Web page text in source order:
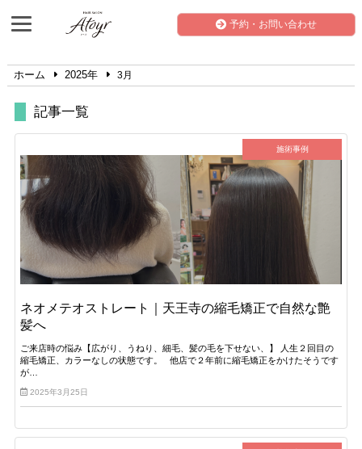
予約・お問い合わせ
ホーム 2025年 3月
記事一覧
施術事例
ネオメテオストレート｜天王寺の縮毛矯正で自然な艶
髪へ
ご来店時の悩み【広がり、うねり、細毛、髪の毛を下せない、】 人生２回目の
縮毛矯正、カラーなしの状態です。 他店で２年前に縮毛矯正をかけたそうです
が…
2025年3月25日